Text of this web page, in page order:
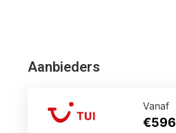
Aanbieders
Vanaf
€596